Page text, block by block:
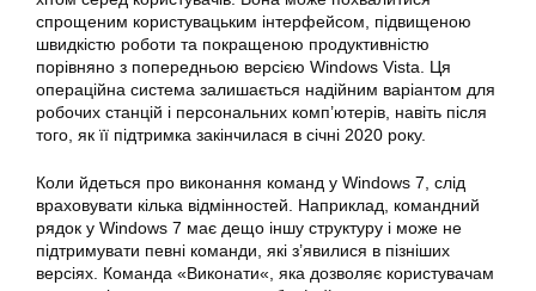
спрощеним користувацьким інтерфейсом, підвищеною
швидкістю роботи та покращеною продуктивністю
порівняно з попередньою версією Windows Vista. Ця
операційна система залишається надійним варіантом для
робочих станцій і персональних комп’ютерів, навіть після
того, як її підтримка закінчилася в січні 2020 року.
Коли йдеться про виконання команд у Windows 7, слід
враховувати кілька відмінностей. Наприклад, командний
рядок у Windows 7 має дещо іншу структуру і може не
підтримувати певні команди, які з’явилися в пізніших
версіях. Команда «Виконати«, яка дозволяє користувачам